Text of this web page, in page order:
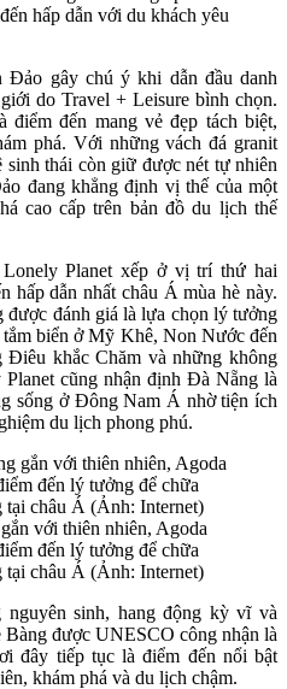
hấp dẫn với du khách yêu
Đảo gây chú ý khi dẫn đầu danh
do Travel + Leisure bình chọn.
đến mang vẻ đẹp tách biệt,
phá. Với những vách đá granit
thái còn giữ được nét tự nhiên
đang khẳng định vị thế của một
cao cấp trên bản đồ du lịch thế
Planet xếp ở vị trí thứ hai
hấp dẫn nhất châu Á mùa hè này.
được đánh giá là lựa chọn lý tưởng
biển ở Mỹ Khê, Non Nước đến
Điêu khắc Chăm và những không
cũng nhận định Đà Nẵng là
sống ở Đông Nam Á nhờ tiện ích
du lịch phong phú.
với thiên nhiên, Agoda
đến lý tưởng để chữa
tại châu Á (Ảnh: Internet)
sinh, hang động kỳ vĩ và
được UNESCO công nhận là
đây tiếp tục là điểm đến nổi bật
khám phá và du lịch chậm.